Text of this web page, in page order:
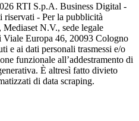
RTI S.p.A. Business Digital -
- Per la pubblicità
N.V., sede legale
Europa 46, 20093 Cologno
e ai dati personali trasmessi e/o
funzionale all’addestramento di
È altresì fatto divieto
di data scraping.